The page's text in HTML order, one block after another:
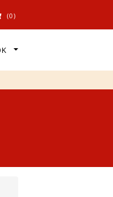
(0)